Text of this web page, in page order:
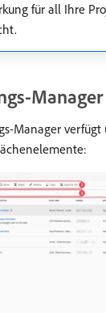
für all Ihre
Manager
Manager